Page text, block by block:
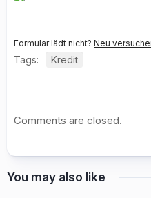
Formular lädt nicht? Neu
Tags: Kredit
Comments are closed.
You may also like